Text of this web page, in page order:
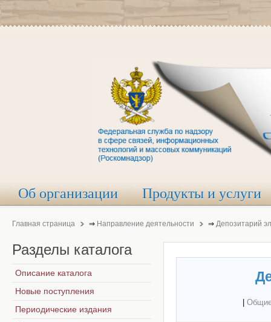
Об организации Продукты и услуги
Главная страница ⇒ Направление деятельности ⇒ Депозитарий
Разделы каталога
Описание каталога
Новые поступления
Периодические издания